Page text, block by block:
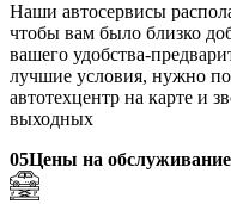
Наши автосервисы
чтобы вам было близко
вашего удобства-
лучшие условия, нужно
автотехцентр на карте и
выходных
05Цены на